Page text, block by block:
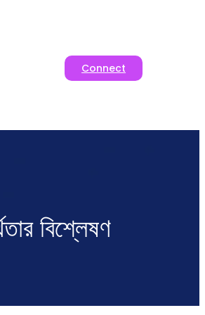
Connect
বিশ্লেষণ